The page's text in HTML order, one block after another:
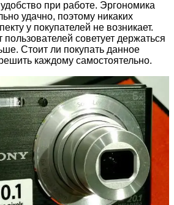
при работе. Эргономика
удачно, поэтому никаких
у покупателей не возникает.
советует держаться
Стоит ли покупать данное
каждому самостоятельно.